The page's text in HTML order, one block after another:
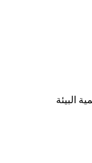
البيئة